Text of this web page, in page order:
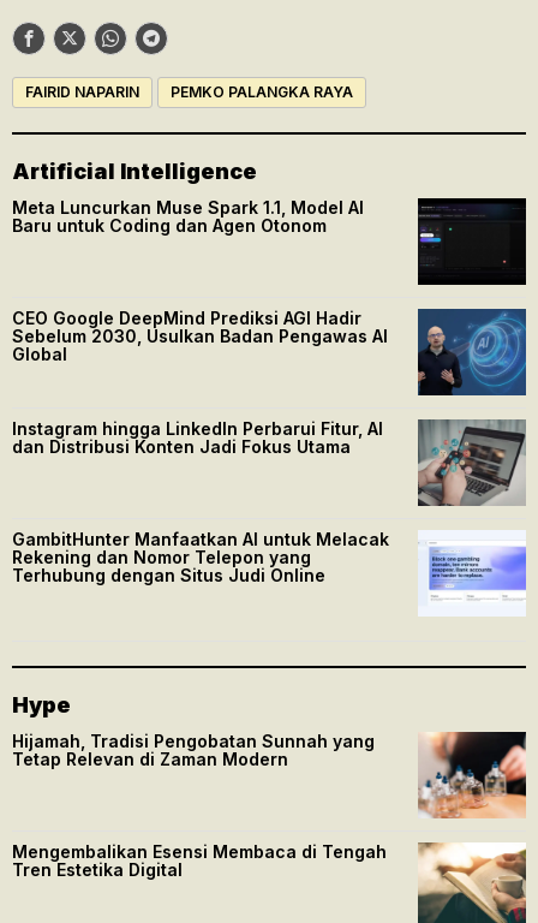
FAIRID NAPARIN PEMKO PALANGKA RAYA
Artificial Intelligence
Meta Luncurkan Muse Spark 1.1, Model AI
Baru untuk Coding dan Agen Otonom
CEO Google DeepMind Prediksi AGI Hadir
Sebelum 2030, Usulkan Badan Pengawas AI
Global
Instagram hingga LinkedIn Perbarui Fitur, AI
dan Distribusi Konten Jadi Fokus Utama
GambitHunter Manfaatkan AI untuk Melacak
Rekening dan Nomor Telepon yang
Terhubung dengan Situs Judi Online
Hype
Hijamah, Tradisi Pengobatan Sunnah yang
Tetap Relevan di Zaman Modern
Mengembalikan Esensi Membaca di Tengah
Tren Estetika Digital